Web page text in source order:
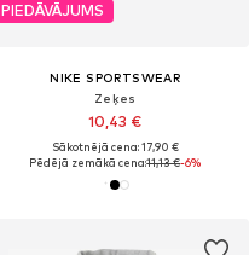
PIEDĀVĀJUMS
NIKE SPORTSWEAR
Zeķes
10,43 €
Sākotnējā cena: 17,90 €
Pēdējā zemākā cena:11,13 €-6%